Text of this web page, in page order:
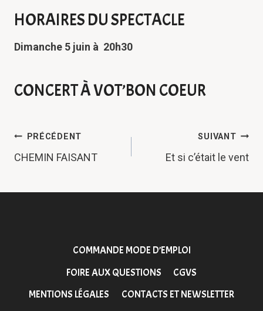
HORAIRES DU SPECTACLE
Dimanche 5 juin à 20h30
CONCERT À VOT’BON COEUR
NAVIGATION
DE
PRÉCÉDENT
CHEMIN FAISANT
SUIVANT
Et si c’était le vent
COMMANDE MODE D’EMPLOI
FOIRE AUX QUESTIONS
CGVS
MENTIONS LÉGALES
CONTACTS ET NEWSLETTER